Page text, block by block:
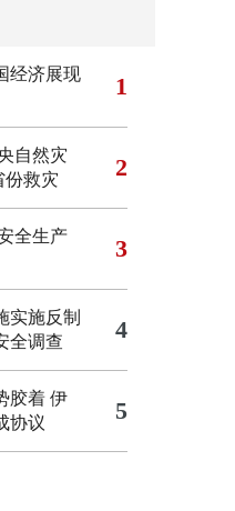
经济展现
1
自然灾
份救灾
2
全生产
3
实施反制
全调查
4
胶着 伊
协议
5